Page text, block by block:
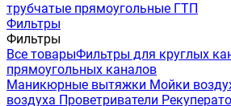
трубчатые прямоугольные ГТП
Фильтры
Фильтры
Все товарыФильтры для круглых
прямоугольных каналов
Маникюрные вытяжки Мойки
воздуха Проветриватели